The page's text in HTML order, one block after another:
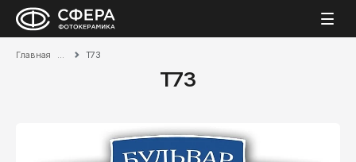
Главная T73
T73